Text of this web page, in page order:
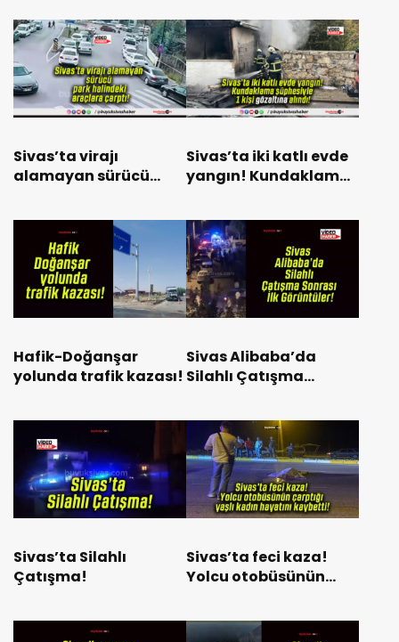
Sivas’ta virajı
alamayan sürücü
araçlara çarptı!
Sivas’ta iki katlı evde
yangın! Kundaklama
gözaltına alındı!
Hafik-Doğanşar
yolunda trafik kazası!
Sivas Alibaba’da
Silahlı Çatışma
Sivas’ta Silahlı
Çatışma!
Sivas’ta feci kaza!
Yolcu otobüsünün
hayatını kaybetti!